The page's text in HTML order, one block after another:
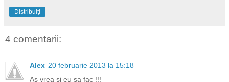
Distribuiți
4 comentarii:
Alex 20 februarie 2013 la 15:18
As vrea si eu sa fac !!!